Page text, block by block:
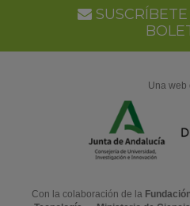
Una web
Con la colaboración de la